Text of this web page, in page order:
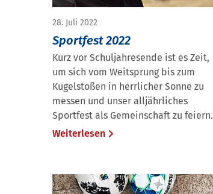
28. Juli 2022
Sportfest 2022
Kurz vor Schuljahresende ist es Zeit,
um sich vom Weitsprung bis zum
Kugelstoßen in herrlicher Sonne zu
messen und unser alljährliches
Sportfest als Gemeinschaft zu feiern.
Weiterlesen